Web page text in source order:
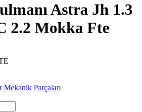
Astra Jh 1.3
2.2 Mokka Fte
Mekanik Parçaları